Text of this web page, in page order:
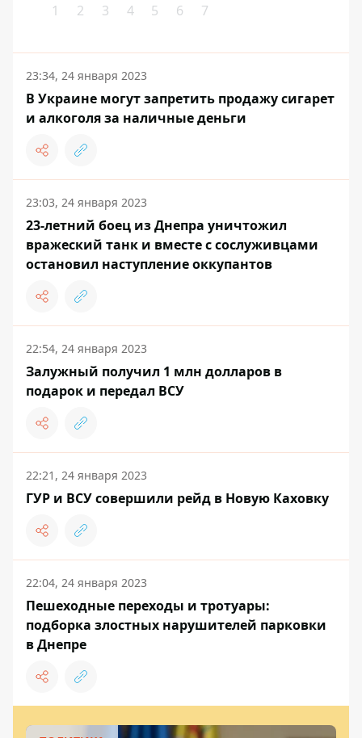
1 2 3 4 5 6 7
23:34, 24 января 2023
В Украине могут запретить продажу сигарет
и алкоголя за наличные деньги
23:03, 24 января 2023
23-летний боец из Днепра уничтожил
вражеский танк и вместе с сослуживцами
остановил наступление оккупантов
22:54, 24 января 2023
Залужный получил 1 млн долларов в
подарок и передал ВСУ
22:21, 24 января 2023
ГУР и ВСУ совершили рейд в Новую Каховку
22:04, 24 января 2023
Пешеходные переходы и тротуары:
подборка злостных нарушителей парковки
в Днепре